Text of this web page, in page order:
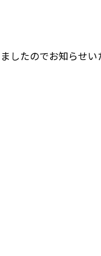
たのでお知らせい